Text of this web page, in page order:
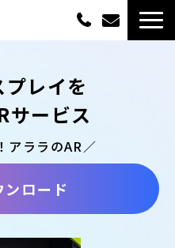
レイを
サービス
アララのAR／
ロード